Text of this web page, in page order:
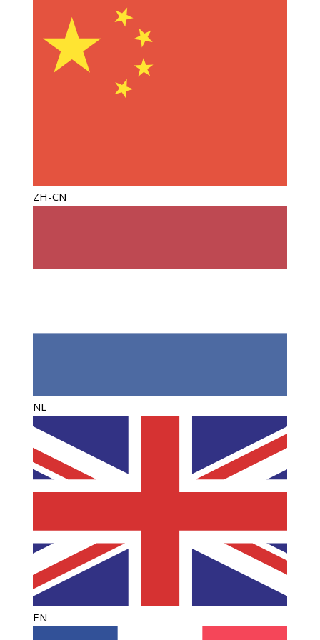
ZH-CN
NL
EN